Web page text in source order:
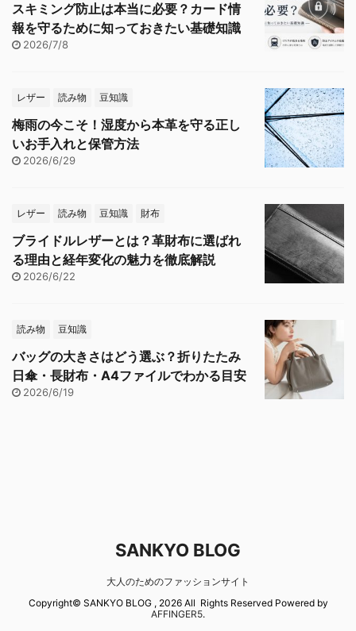
スキミング防止は本当に必要？カード情
報を守るために知っておきたい基礎知識
2026/7/8
レザー 読み物 豆知識
梅雨の今こそ！湿度から本革を守る正し
いお手入れと保管方法
2026/6/29
レザー 読み物 豆知識 財布
ブライドルレザーとは？革財布に選ばれ
る理由と経年変化の魅力を徹底解説
2026/6/22
読み物 豆知識
バッグの大きさはどう選ぶ？折りたたみ
日傘・長財布・A4ファイルでわかる目安
2026/6/19
SANKYO BLOG
大人のためのファッションサイト
Copyright© SANKYO BLOG , 2026 All Rights Reserved Powered by
AFFINGER5.